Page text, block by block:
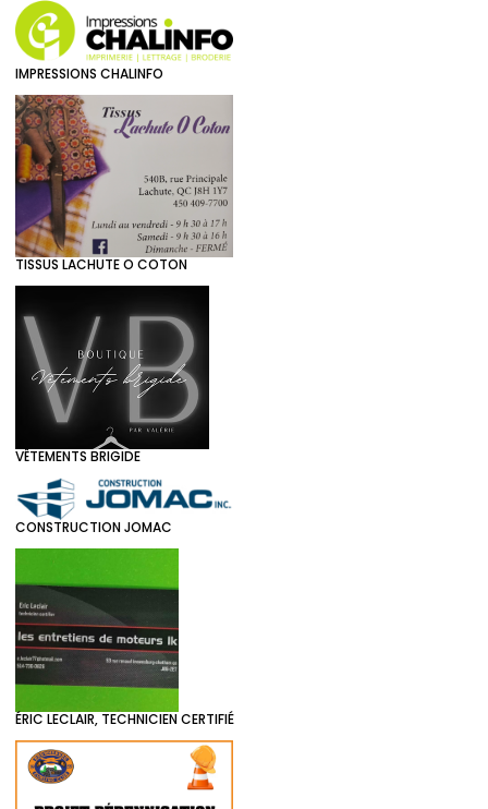
IMPRESSIONS CHALINFO
TISSUS LACHUTE O COTON
VÊTEMENTS BRIGIDE
CONSTRUCTION JOMAC
ÉRIC LECLAIR, TECHNICIEN CERTIFIÉ